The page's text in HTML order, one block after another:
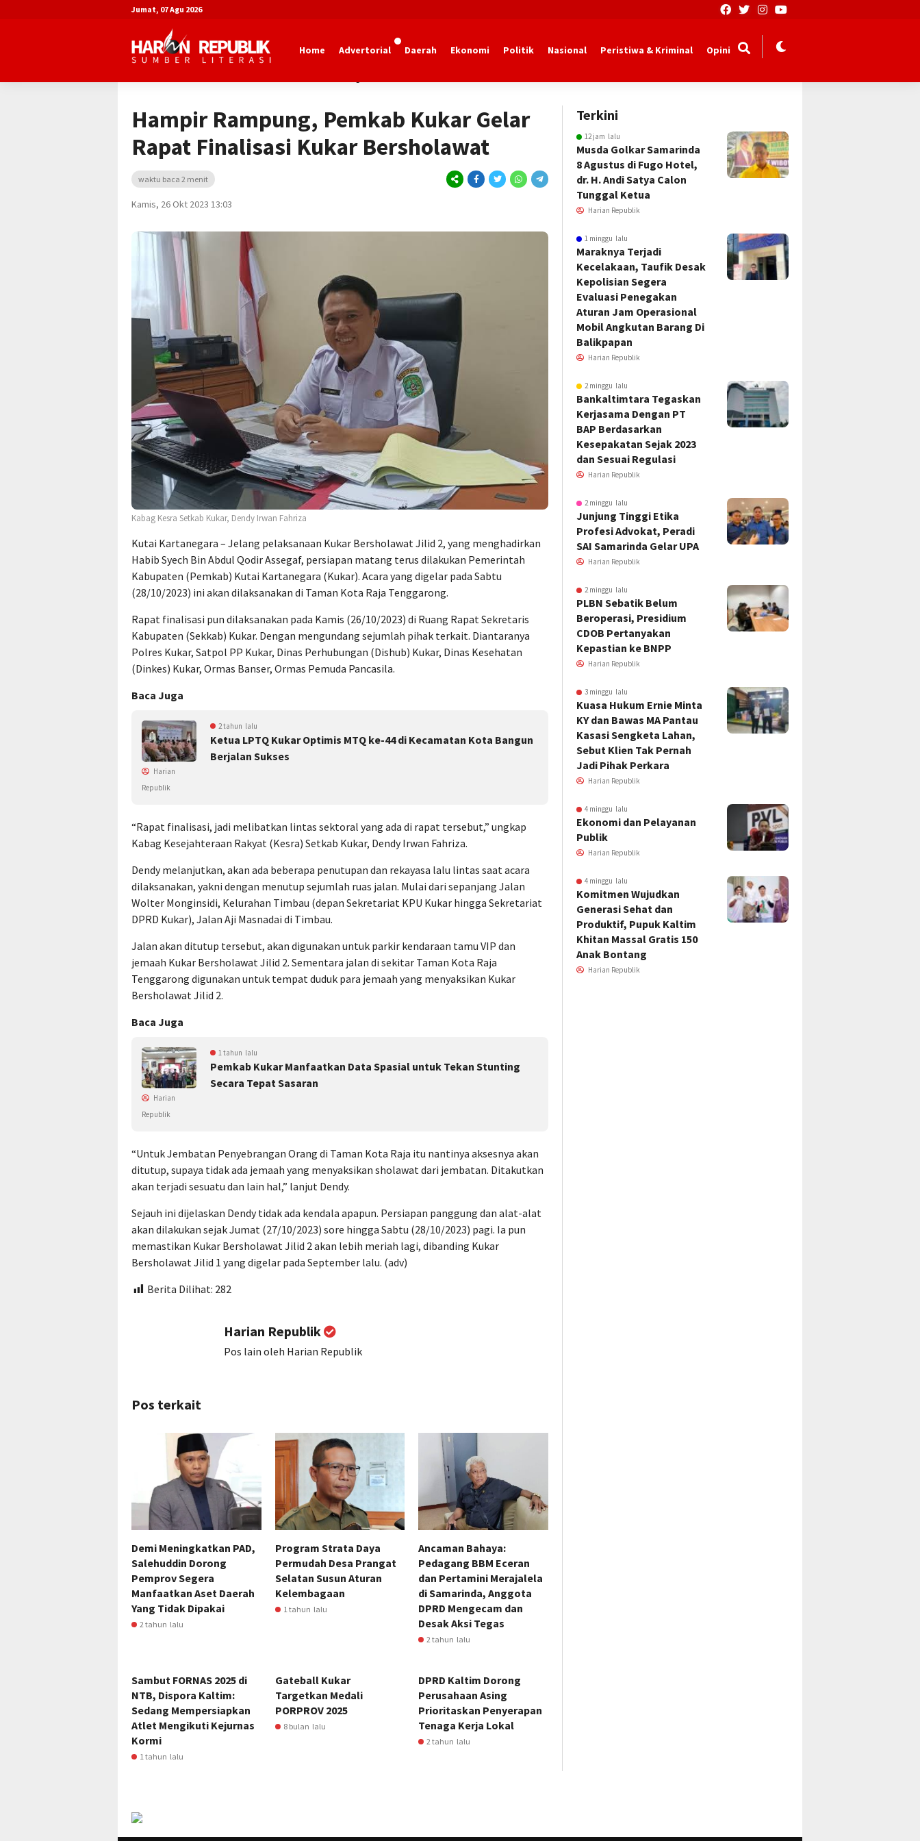
Jumat, 07 Agu 2026
Home Advertorial Daerah Ekonomi Politik Nasional Peristiwa & Kriminal Opini
Hampir Rampung, Pemkab Kukar Gelar
Rapat Finalisasi Kukar Bersholawat
waktu baca 2 menit
Kamis, 26 Okt 2023 13:03
Kabag Kesra Setkab Kukar, Dendy Irwan Fahriza
Kutai Kartanegara – Jelang pelaksanaan Kukar Bersholawat Jilid 2, yang menghadirkan
Habib Syech Bin Abdul Qodir Assegaf, persiapan matang terus dilakukan Pemerintah
Kabupaten (Pemkab) Kutai Kartanegara (Kukar). Acara yang digelar pada Sabtu
(28/10/2023) ini akan dilaksanakan di Taman Kota Raja Tenggarong.
Rapat finalisasi pun dilaksanakan pada Kamis (26/10/2023) di Ruang Rapat Sekretaris
Kabupaten (Sekkab) Kukar. Dengan mengundang sejumlah pihak terkait. Diantaranya
Polres Kukar, Satpol PP Kukar, Dinas Perhubungan (Dishub) Kukar, Dinas Kesehatan
(Dinkes) Kukar, Ormas Banser, Ormas Pemuda Pancasila.
Baca Juga
2 tahun lalu
Ketua LPTQ Kukar Optimis MTQ ke-44 di Kecamatan Kota Bangun
Berjalan Sukses
Harian
Republik
“Rapat finalisasi, jadi melibatkan lintas sektoral yang ada di rapat tersebut,” ungkap
Kabag Kesejahteraan Rakyat (Kesra) Setkab Kukar, Dendy Irwan Fahriza.
Dendy melanjutkan, akan ada beberapa penutupan dan rekayasa lalu lintas saat acara
dilaksanakan, yakni dengan menutup sejumlah ruas jalan. Mulai dari sepanjang Jalan
Wolter Monginsidi, Kelurahan Timbau (depan Sekretariat KPU Kukar hingga Sekretariat
DPRD Kukar), Jalan Aji Masnadai di Timbau.
Jalan akan ditutup tersebut, akan digunakan untuk parkir kendaraan tamu VIP dan
jemaah Kukar Bersholawat Jilid 2. Sementara jalan di sekitar Taman Kota Raja
Tenggarong digunakan untuk tempat duduk para jemaah yang menyaksikan Kukar
Bersholawat Jilid 2.
Baca Juga
1 tahun lalu
Pemkab Kukar Manfaatkan Data Spasial untuk Tekan Stunting
Secara Tepat Sasaran
Harian
Republik
“Untuk Jembatan Penyebrangan Orang di Taman Kota Raja itu nantinya aksesnya akan
ditutup, supaya tidak ada jemaah yang menyaksikan sholawat dari jembatan. Ditakutkan
akan terjadi sesuatu dan lain hal,” lanjut Dendy.
Sejauh ini dijelaskan Dendy tidak ada kendala apapun. Persiapan panggung dan alat-alat
akan dilakukan sejak Jumat (27/10/2023) sore hingga Sabtu (28/10/2023) pagi. Ia pun
memastikan Kukar Bersholawat Jilid 2 akan lebih meriah lagi, dibanding Kukar
Bersholawat Jilid 1 yang digelar pada September lalu. (adv)
Berita Dilihat: 282
Harian Republik
Pos lain oleh Harian Republik
Pos terkait
Demi Meningkatkan PAD,
Salehuddin Dorong
Pemprov Segera
Manfaatkan Aset Daerah
Yang Tidak Dipakai
2 tahun lalu
Program Strata Daya
Permudah Desa Prangat
Selatan Susun Aturan
Kelembagaan
1 tahun lalu
Ancaman Bahaya:
Pedagang BBM Eceran
dan Pertamini Merajalela
di Samarinda, Anggota
DPRD Mengecam dan
Desak Aksi Tegas
2 tahun lalu
Sambut FORNAS 2025 di
NTB, Dispora Kaltim:
Sedang Mempersiapkan
Atlet Mengikuti Kejurnas
Kormi
1 tahun lalu
Gateball Kukar
Targetkan Medali
PORPROV 2025
8 bulan lalu
DPRD Kaltim Dorong
Perusahaan Asing
Prioritaskan Penyerapan
Tenaga Kerja Lokal
2 tahun lalu
Terkini
12 jam lalu
Musda Golkar Samarinda
8 Agustus di Fugo Hotel,
dr. H. Andi Satya Calon
Tunggal Ketua
Harian Republik
1 minggu lalu
Maraknya Terjadi
Kecelakaan, Taufik Desak
Kepolisian Segera
Evaluasi Penegakan
Aturan Jam Operasional
Mobil Angkutan Barang Di
Balikpapan
Harian Republik
2 minggu lalu
Bankaltimtara Tegaskan
Kerjasama Dengan PT
BAP Berdasarkan
Kesepakatan Sejak 2023
dan Sesuai Regulasi
Harian Republik
2 minggu lalu
Junjung Tinggi Etika
Profesi Advokat, Peradi
SAI Samarinda Gelar UPA
Harian Republik
2 minggu lalu
PLBN Sebatik Belum
Beroperasi, Presidium
CDOB Pertanyakan
Kepastian ke BNPP
Harian Republik
3 minggu lalu
Kuasa Hukum Ernie Minta
KY dan Bawas MA Pantau
Kasasi Sengketa Lahan,
Sebut Klien Tak Pernah
Jadi Pihak Perkara
Harian Republik
4 minggu lalu
Ekonomi dan Pelayanan
Publik
Harian Republik
4 minggu lalu
Komitmen Wujudkan
Generasi Sehat dan
Produktif, Pupuk Kaltim
Khitan Massal Gratis 150
Anak Bontang
Harian Republik